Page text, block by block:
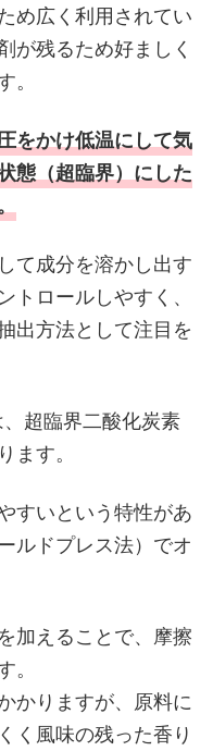
め広く利用されてい
が残るため好ましく
をかけ低温にして気
態（超臨界）にした
て成分を溶かし出す
ロールしやすく、
出方法として注目を
超臨界二酸化炭素
す。
すいという特性があ
ルドプレス法）でオ
加えることで、摩擦
かりますが、原料に
く風味の残った香り